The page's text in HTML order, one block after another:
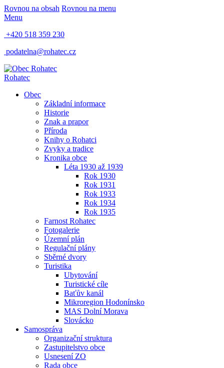
Rovnou na obsah Rovnou na menu
Menu
+420 518 359 230
podatelna@rohatec.cz
Rohatec
Obec
Základní informace
Historie
Znak a prapor
Příroda
Knihy o Rohatci
Zvyky a tradice
Kronika obce
Léta 1930 až 1939
Rok 1930
Rok 1931
Rok 1933
Rok 1934
Rok 1935
Farnost Rohatec
Fotogalerie
Územní plán
Regulační plány
Sběrné dvory
Turistika
Ubytování
Turistické cíle
Baťův kanál
Mikroregion Hodonínsko
MAS Dolní Morava
Slovácko
Samospráva
Organizační struktura
Zastupitelstvo obce
Usnesení ZO
Rada obce